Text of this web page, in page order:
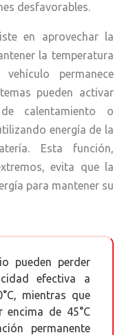
desfavorables.
en aprovechar la
la temperatura
permanece
pueden activar
calentamiento o
energía de la
Esta función,
evita que la
para mantener su
pueden perder
efectiva a
mientras que
encima de 45°C
permanente